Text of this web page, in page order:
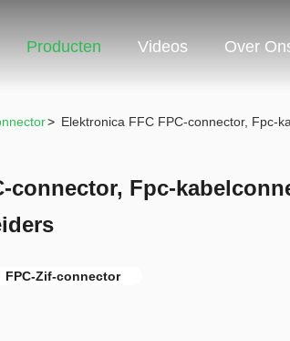
Producten Videos Over
> Elektronica FFC FPC-connector, Fpc-
connector, Fpc-
FPC-Zif-connector